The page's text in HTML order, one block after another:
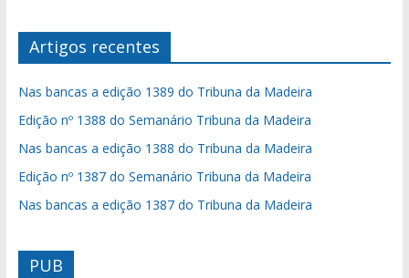
Artigos recentes
Nas bancas a edição 1389 do Tribuna da Madeira
Edição nº 1388 do Semanário Tribuna da Madeira
Nas bancas a edição 1388 do Tribuna da Madeira
Edição nº 1387 do Semanário Tribuna da Madeira
Nas bancas a edição 1387 do Tribuna da Madeira
PUB